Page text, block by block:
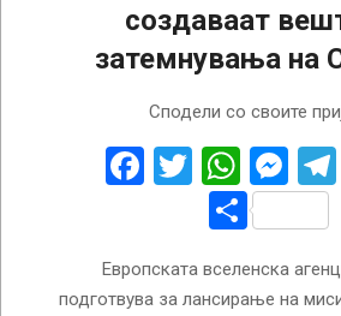
создаваат
затемнувања на
Сподели со своите
Facebook
Twitter
Share
Европската вселенска
подготвува за лансирање на